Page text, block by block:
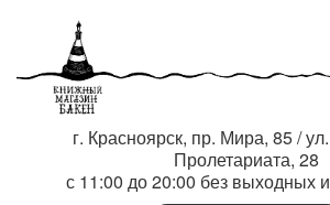
г. Красноярск, пр. Мира, 85 /
Пролетариата, 28
с 11:00 до 20:00 без выходных